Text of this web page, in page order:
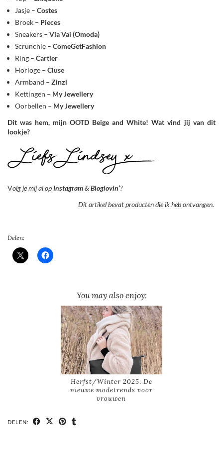
Jasje – Costes
Broek – Pieces
Sneakers – Via Vai (Omoda)
Scrunchie – ComeGetFashion
Ring – Cartier
Horloge – Cluse
Armband – Zinzi
Kettingen – My Jewellery
Oorbellen – My Jewellery
Dit was hem, mijn OOTD Beige and White! Wat vind jij van dit
lookje?
Volg je mij al opInstagram& Bloglovin’?
Dit artikel bevat producten die ik heb ontvangen.
Delen:
You may also enjoy:
Herfst/Winter 2025: De
nieuwe modetrends voor
vrouwen
DELEN: